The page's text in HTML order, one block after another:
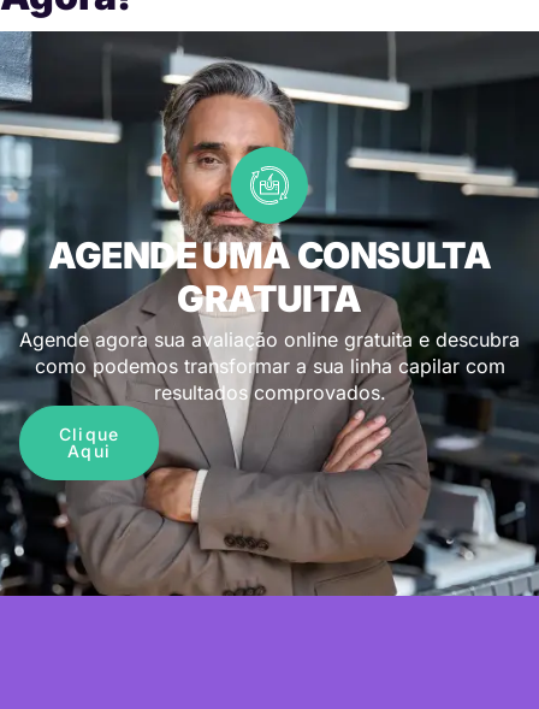
AGENDE UMA CONSULTA
GRATUITA
Agende agora sua avaliação online gratuita e descubra
como podemos transformar a sua linha capilar com
resultados comprovados.
Clique
Aqui